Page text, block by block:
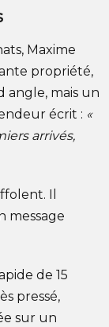
Maxime
propriété,
angle, mais un
écrit : «
arrivés,
Il
message
de 15
pressé,
sur un